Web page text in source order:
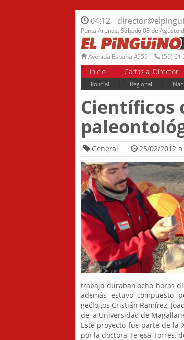
04:12
Punta Arenas, Sábado 08 de Agosto
Avenida España #959 (56) 61
Inicio Cartas al Director
Policial Regional
Científicos
General
25/02/2012 a
trabajo duraban ocho horas
además estuvo compuesto
geólogos Cristián Ramírez,
de la Universidad de
Este proyecto fue parte de la
por la doctora Teresa Torres,